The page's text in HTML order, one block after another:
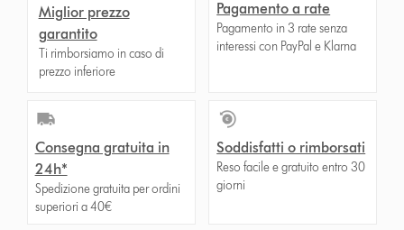
Miglior prezzo
garantito
Ti rimborsiamo in caso di
prezzo inferiore
Pagamento a rate
Pagamento in 3 rate senza
interessi con PayPal e Klarna
Consegna gratuita in
24h*
Spedizione gratuita per ordini
superiori a 40€
Soddisfatti o rimborsati
Reso facile e gratuito entro 30
giorni